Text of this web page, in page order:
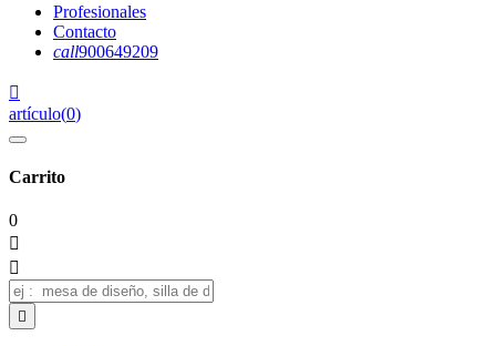
Profesionales
Contacto
call900649209

artículo(0)
Carrito
0


